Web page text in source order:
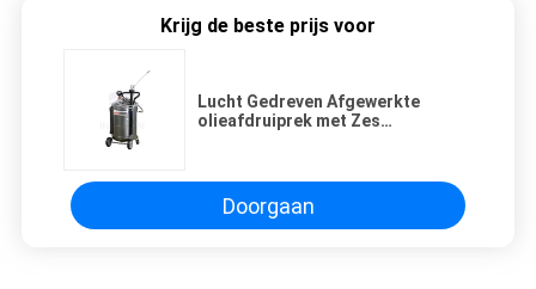
Krijg de beste prijs voor
Lucht Gedreven Afgewerkte
olieafdruiprek met Zes
Doorgaan